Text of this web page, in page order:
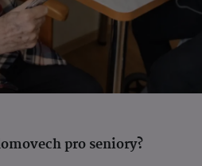
pro seniory?